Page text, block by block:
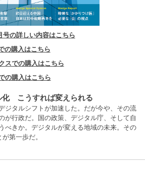
号の詳しい内容はこちら
の購入はこちら
スでの購入はこちら
の購入はこちら
化 こうすれば変えられる
ジタルシフトが加速した。だが今や、その流
が行政だ。国の政策、デジタル庁、そして自
べきか。デジタルが変える地域の未来。その
第一歩だ。